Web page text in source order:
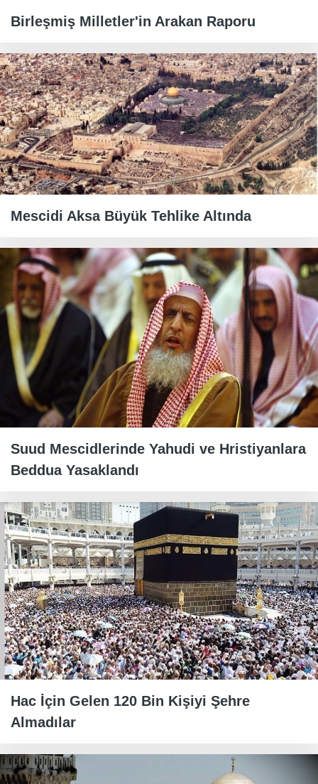
Birleşmiş Milletler'in Arakan Raporu
Mescidi Aksa Büyük Tehlike Altında
Suud Mescidlerinde Yahudi ve Hristiyanlara
Beddua Yasaklandı
Hac İçin Gelen 120 Bin Kişiyi Şehre
Almadılar